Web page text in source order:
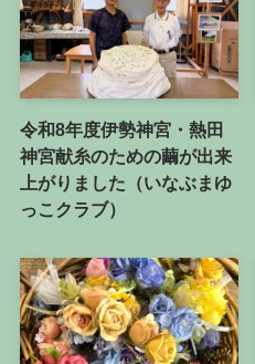
令和8年度伊勢神宮・熱田
神宮献糸のための繭が出来
上がりました（いなぶまゆ
っこクラブ）